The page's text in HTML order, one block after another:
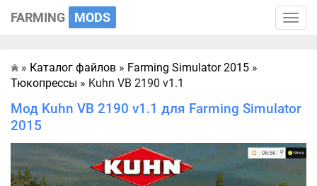
Toggle
FARMING MODS
Главная
» Каталог файлов » Farming Simulator 2015 »
Тюкопрессы » Kuhn VB 2190 v1.1
Мод Kuhn VB 2190 v1.1 для Farming Simulator
2015